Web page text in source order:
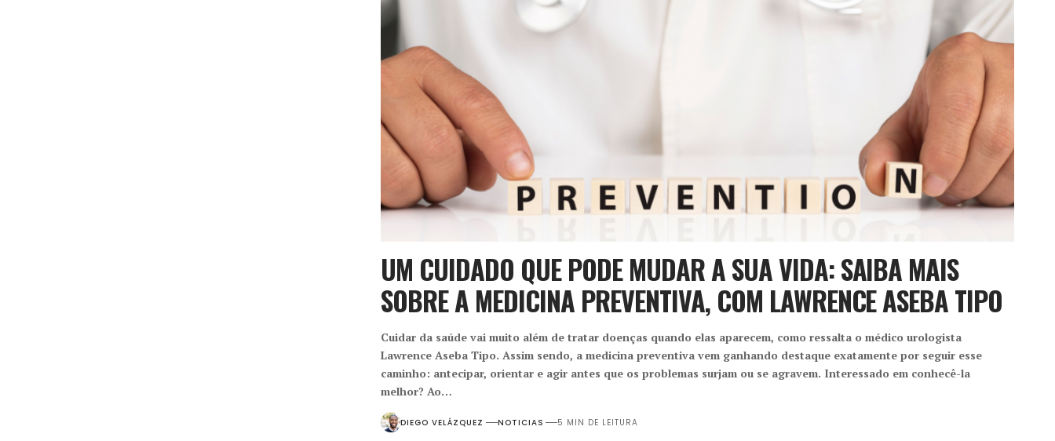
UM CUIDADO QUE PODE MUDAR A SUA VIDA: SAIBA MAIS
SOBRE A MEDICINA PREVENTIVA, COM LAWRENCE ASEBA TIPO
Cuidar da saúde vai muito além de tratar doenças quando elas aparecem, como ressalta o médico urologista
Lawrence Aseba Tipo. Assim sendo, a medicina preventiva vem ganhando destaque exatamente por seguir esse
caminho: antecipar, orientar e agir antes que os problemas surjam ou se agravem. Interessado em conhecê-la
melhor? Ao…
DIEGO VELÁZQUEZ NOTICIAS 5 MIN DE LEITURA